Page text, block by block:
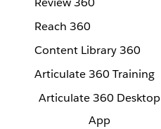
Reach 360
Content Library 360
Articulate 360 Training
Articulate 360 Desktop
App